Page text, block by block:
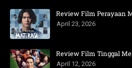
Review Film Perayaan
April 23, 2026
Review Film Tinggal
April 12, 2026